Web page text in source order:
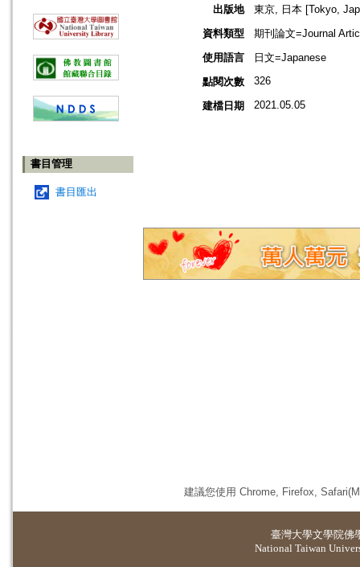
書目管理
書目匯出
出版地
東京, 日本 [Tokyo,
資料類型
期刊論文=Journal
使用語言
日文=Japanese
點閱次數
326
建檔日期 2021.05.05
建議您使用 Chrome, Firefox,
臺灣大學文學院佛
National Taiwan